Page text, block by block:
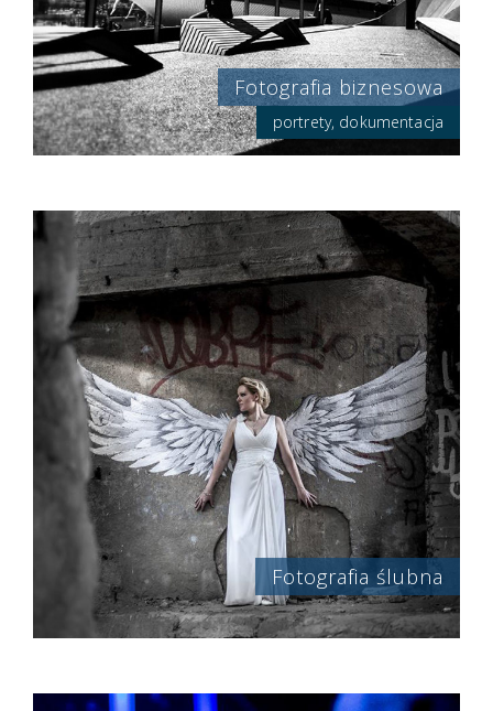
Fotografia biznesowa
portrety, dokumentacja
Fotografia ślubna